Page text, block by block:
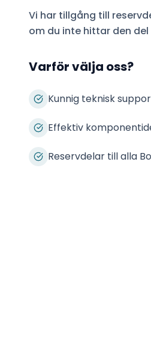
Vi har tillgång till
om du inte hittar den del
Varför välja oss?
Kunnig teknisk
Effektiv
Reservdelar till alla